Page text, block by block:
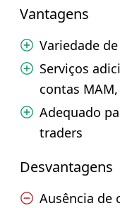
Vantagens
Variedade
Serviços
contas
Adequado
traders
Desvantagens
Ausência de